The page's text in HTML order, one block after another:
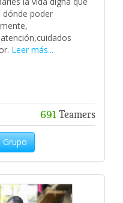
dónde poder
Leer más...
691Teamers
Grupo